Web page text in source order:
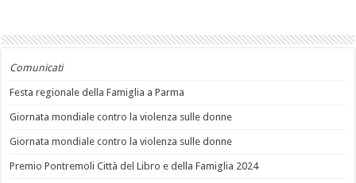
Comunicati
Festa regionale della Famiglia a Parma
Giornata mondiale contro la violenza sulle donne
Giornata mondiale contro la violenza sulle donne
Premio Pontremoli Città del Libro e della Famiglia 2024